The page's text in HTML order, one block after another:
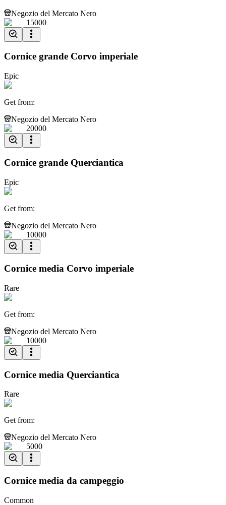
Negozio del Mercato Nero
15000
Cornice grande Corvo imperiale
Epic
Get from:
Negozio del Mercato Nero
20000
Cornice grande Querciantica
Epic
Get from:
Negozio del Mercato Nero
10000
Cornice media Corvo imperiale
Rare
Get from:
Negozio del Mercato Nero
10000
Cornice media Querciantica
Rare
Get from:
Negozio del Mercato Nero
5000
Cornice media da campeggio
Common